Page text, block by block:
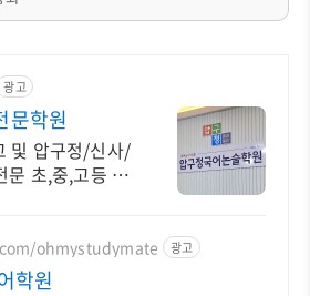
광고
문학원
및 압구정/신사/
문 초,중,고등 국
ohmystudymate 광고
학원